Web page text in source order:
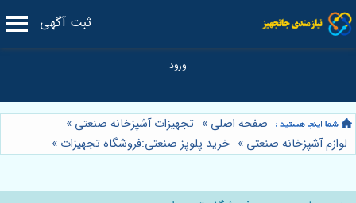
ثبت آگهی
صفحه اصلی » تجهیزات آشپزخانه صنعتی »
لوازم آشپزخانه صنعتی » خرید پلوپز صنعتی:فروشگاه تجهیزات »